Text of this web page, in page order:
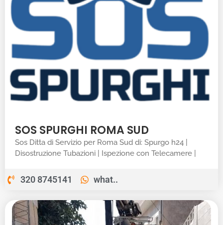
SOS SPURGHI ROMA SUD
Sos Ditta di Servizio per Roma Sud di: Spurgo h24 |
Disostruzione Tubazioni | Ispezione con Telecamere |
320 8745141 what..